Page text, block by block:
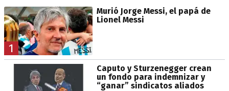
1
Murió Jorge Messi, el papá de
Lionel Messi
Caputo y Sturzenegger crean
un fondo para indemnizar y
“ganar” sindicatos aliados